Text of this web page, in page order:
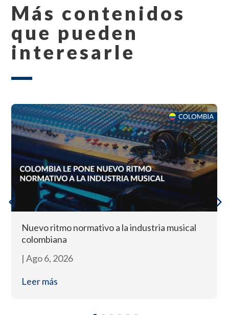
Más contenidos
que pueden
interesarle
Nuevo ritmo normativo a la industria musical
colombiana
| Ago 6, 2026
Leer más